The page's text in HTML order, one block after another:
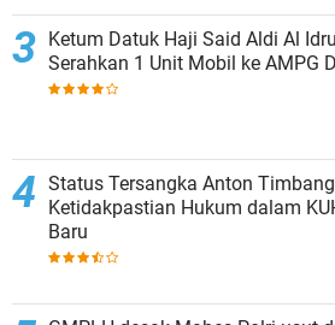
Ketum Datuk Haji Said Aldi Al
Serahkan 1 Unit Mobil ke AMPG
Status Tersangka Anton
Ketidakpastian Hukum dalam
Baru